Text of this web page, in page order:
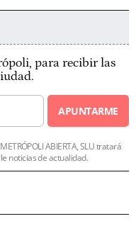
para recibir las
APUNTARME
ABIERTA, SLU tratará
noticias de actualidad.